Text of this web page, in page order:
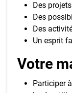
Des
Des
Des
Un esprit
Votre
Participer